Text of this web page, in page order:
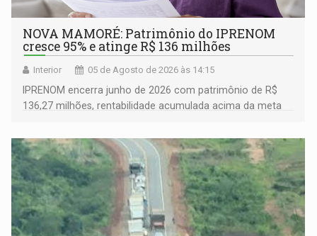
NOVA MAMORÉ: Patrimônio do IPRENOM
cresce 95% e atinge R$ 136 milhões
Interior 05 de Agosto de 2026 às 14:15
IPRENOM encerra junho de 2026 com patrimônio de R$
136,27 milhões, rentabilidade acumulada acima da meta